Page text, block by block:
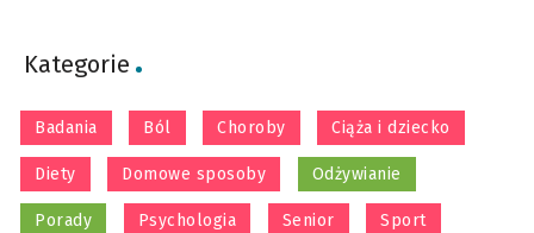
Kategorie
Badania Ból Choroby Ciąża i dziecko
Diety Domowe sposoby Odżywianie
Porady Psychologia Senior Sport